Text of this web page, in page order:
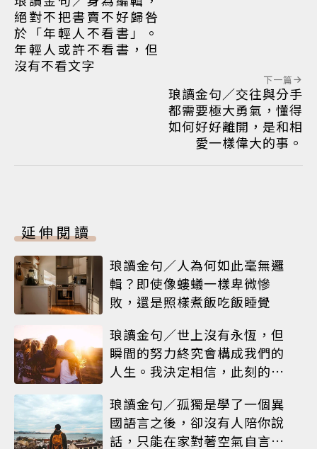
絕對不把書賣不好歸咎
於「年輕人不看書」。
年輕人或許不看書，但
沒有不看文字
下一篇
琅讀金句／交往與分手
都需要極大勇氣，懂得
如何好好離開，是和相
愛一樣偉大的事。
延伸閱讀
琅讀金句／人為何如此毫無邏
輯？即使像螻蟻一樣卑微慘
敗，還是照樣煮飯吃飯睡覺
琅讀金句／世上沒有永恆，但
瞬間的努力終究會構成我們的
人生。我決定相信，此刻的閃
琅讀金句／孤獨是學了一個異
國語言之後，卻沒有人陪你說
話，只能在家對著空氣自言自